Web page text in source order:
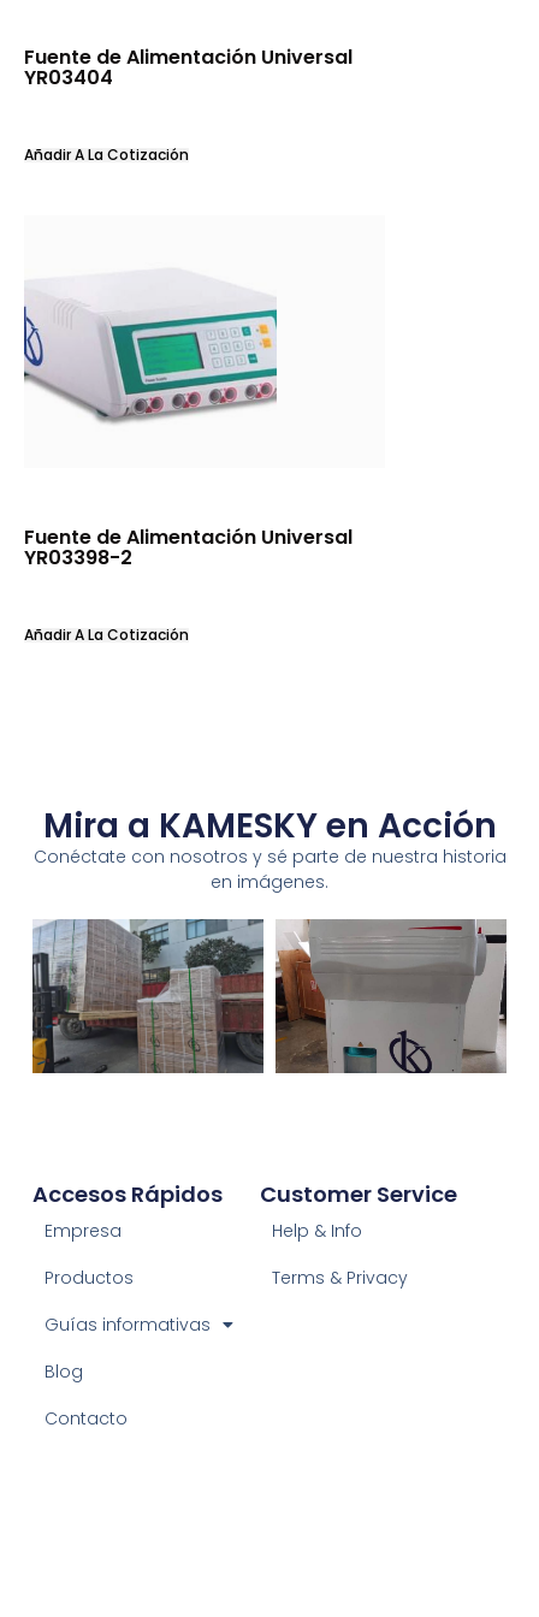
Fuente de Alimentación Universal
YR03404
Añadir A La Cotización
Fuente de Alimentación Universal
YR03398-2
Añadir A La Cotización
Mira a KAMESKY en Acción
Conéctate con nosotros y sé parte de nuestra historia
en imágenes.
Customer Service
Help & Info
Terms & Privacy
Accesos Rápidos
Empresa
Productos
Guías informativas
Blog
Contacto